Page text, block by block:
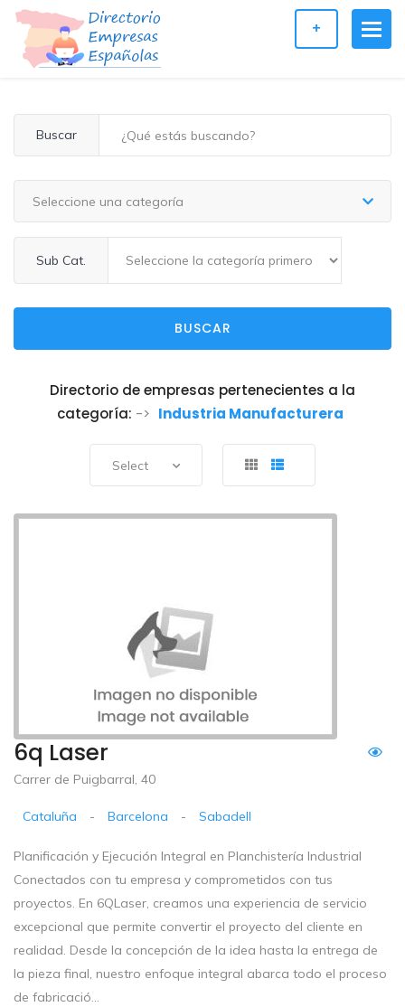
+
Buscar
Seleccione una categoría
Sub Cat.
BUSCAR
Directorio de empresas pertenecientes a la
categoría: -> Industria Manufacturera
Select
6q Laser
Carrer de Puigbarral, 40
Cataluña - Barcelona - Sabadell
Planificación y Ejecución Integral en Planchistería Industrial
Conectados con tu empresa y comprometidos con tus
proyectos. En 6QLaser, creamos una experiencia de servicio
excepcional que permite convertir el proyecto del cliente en
realidad. Desde la concepción de la idea hasta la entrega de
la pieza final, nuestro enfoque integral abarca todo el proceso
de fabricació...